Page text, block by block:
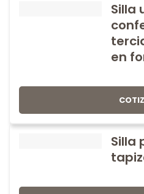
Silla
en
Silla